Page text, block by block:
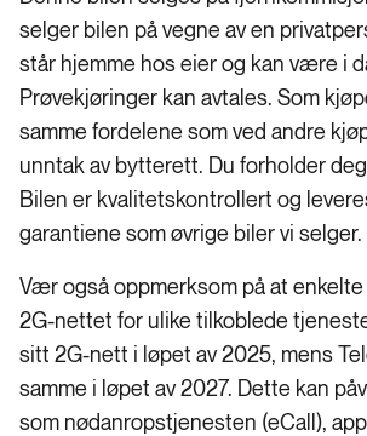
selger bilen på vegne av en
står hjemme hos eier og kan være i
Prøvekjøringer kan avtales. Som
samme fordelene som ved andre
unntak av bytterett. Du forholder
Bilen er kvalitetskontrollert og
garantiene som øvrige biler vi selger.
Vær også oppmerksom på at
2G-nettet for ulike tilkoblede
sitt 2G-nett i løpet av 2025, mens
samme i løpet av 2027. Dette kan
som nødanropstjenesten (eCall),